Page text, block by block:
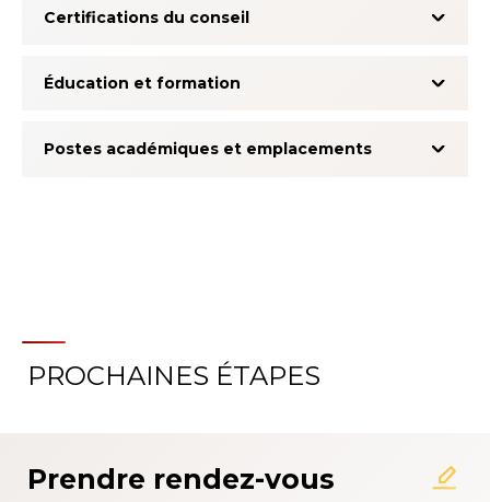
Certifications du conseil
Éducation et formation
Postes académiques et emplacements
À propos du système
PROCHAINES ÉTAPES
Prendre rendez-vous